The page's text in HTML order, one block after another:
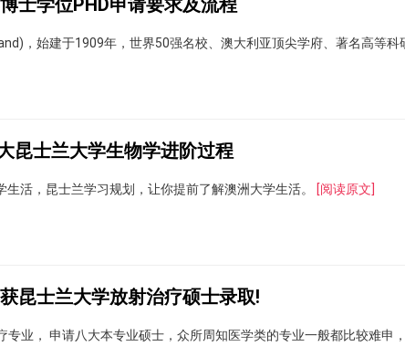
士学位PHD申请要求及流程
，始建于1909年，世界50强名校、澳大利亚顶尖学府、著名高等科
昆士兰大学生物学进阶过程
活，昆士兰学习规划，让你提前了解澳洲大学生活。 [阅读原文]
昆士兰大学放射治疗硕士录取!
业， 申请八大本专业硕士，众所周知医学类的专业一般都比较难申